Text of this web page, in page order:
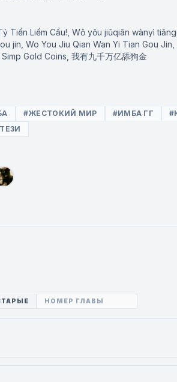
Tiền Liếm Cẩu!, Wǒ yǒu jiǔqiān wànyì
jin, Wo You Jiu Qian Wan Yi Tian Gou Jin,
Gold Coins, 我有九千万亿舔狗金
#ЖЕСТОКИЙ МИР #ИМБА ГГ